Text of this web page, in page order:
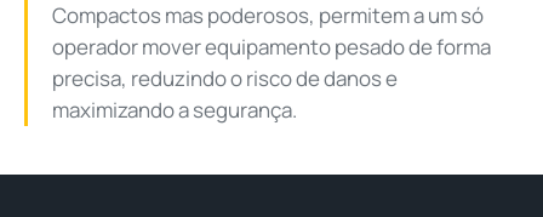
Compactos mas poderosos, permitem a um só
operador mover equipamento pesado de forma
precisa, reduzindo o risco de danos e
maximizando a segurança.